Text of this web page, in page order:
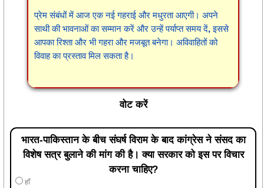
प्रेम संबंधों में आज एक नई गहराई और मधुरता आएगी। अपने
साथी की भावनाओं का सम्मान करें और उन्हें पर्याप्त समय दें, इससे
आपका रिश्ता और भी गहरा और मजबूत बनेगा। अविवाहितों को
विवाह का प्रस्ताव मिल सकता है।
वोट करें
भारत-पाकिस्तान के बीच संघर्ष विराम के बाद कांग्रेस ने संसद का
विशेष सत्र बुलाने की मांग की है। क्या सरकार को इस पर विचार
करना चाहिए?
हाँ